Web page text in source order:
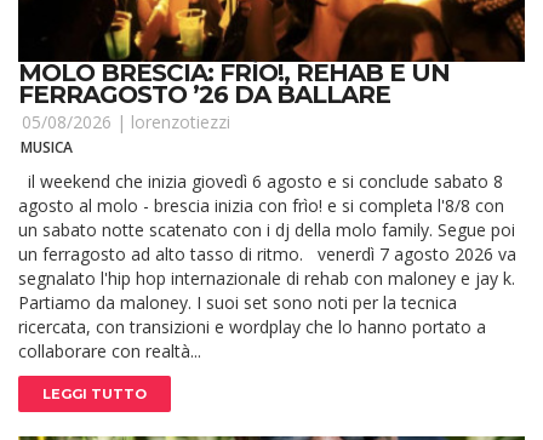
MOLO BRESCIA: FRÌO!, REHAB E UN
FERRAGOSTO ’26 DA BALLARE
05/08/2026 | lorenzotiezzi
MUSICA
il weekend che inizia giovedì 6 agosto e si conclude sabato 8
agosto al molo - brescia inizia con frìo! e si completa l'8/8 con
un sabato notte scatenato con i dj della molo family. Segue poi
un ferragosto ad alto tasso di ritmo. venerdì 7 agosto 2026 va
segnalato l'hip hop internazionale di rehab con maloney e jay k.
Partiamo da maloney. I suoi set sono noti per la tecnica
ricercata, con transizioni e wordplay che lo hanno portato a
collaborare con realtà...
LEGGI TUTTO